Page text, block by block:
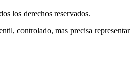
los derechos reservados.
controlado, mas precisa representar